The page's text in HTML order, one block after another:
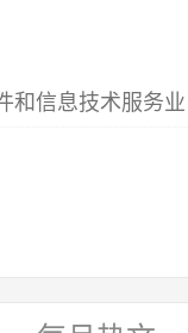
和信息技术服务业